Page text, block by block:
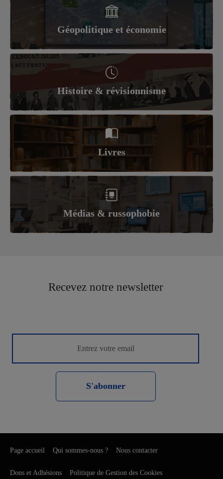
Géopolitique et économie
Histoire & révisionnisme
Livres
Médias & russophobie
Recevez notre newsletter
S'abonner
Page accueil Qui sommes-nous ? Nous contacter
Dons et Adhésions Politique de Gestion des Cookies